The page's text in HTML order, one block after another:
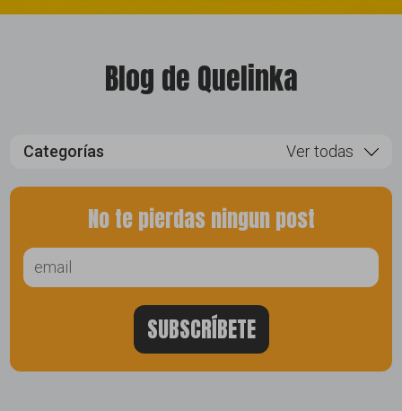
Blog de Quelinka
Categorías Ver todas
app
desarrollo web
diseño
facebook
No te pierdas ningun post